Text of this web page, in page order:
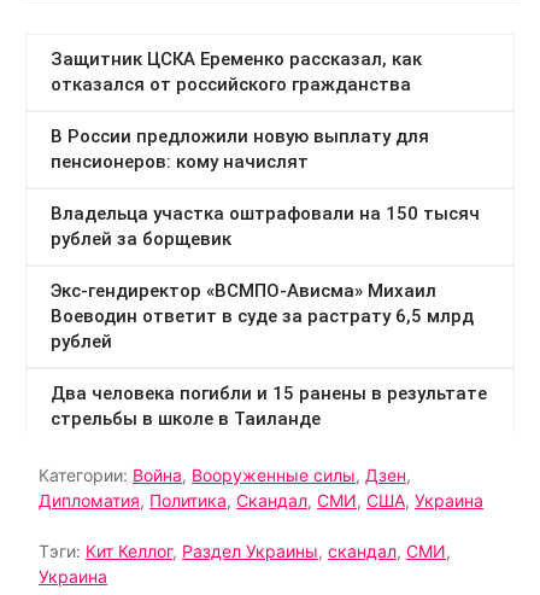
Категории: Война, Вооруженные силы, Дзен,
Дипломатия, Политика, Скандал, СМИ, США, Украина
Тэги: Кит Келлог, Раздел Украины, скандал, СМИ,
Украина